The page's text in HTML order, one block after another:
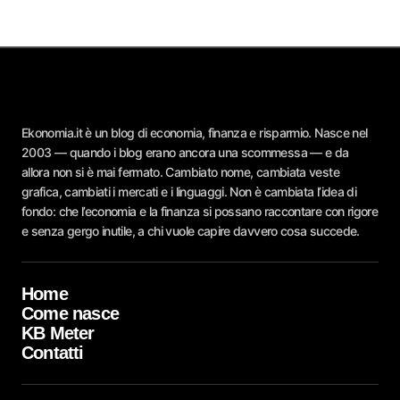
Ekonomia.it è un blog di economia, finanza e risparmio. Nasce nel
2003 — quando i blog erano ancora una scommessa — e da
allora non si è mai fermato. Cambiato nome, cambiata veste
grafica, cambiati i mercati e i linguaggi. Non è cambiata l’idea di
fondo: che l’economia e la finanza si possano raccontare con rigore
e senza gergo inutile, a chi vuole capire davvero cosa succede.
Home
Come nasce
KB Meter
Contatti